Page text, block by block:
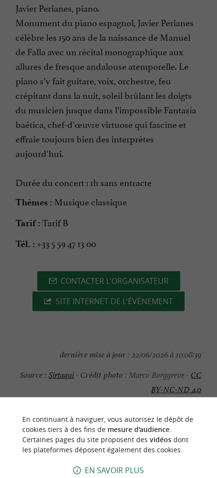
Javier Perianes, piano.
Monument du piano espagnol, Javier Perianes
célèbre les 150 ans de la naissance de Manuel
de Falla avec un récital monographique aux
allures de fresque andalouse atemporelle. Le
piano s’y fait guitare, voix, orchestre, feu
crépitant dans la nuit, soleil brûlant les doigts
du musicien jusque dans l’impossible Fantasía
baética, chef-d’œuvre virtuose qui fascine et
effraie toujours bien des interprètes
aujourd’hui.
Durée du concert : 1h sans entracte
Thèmes : Musique classique
Tarif : Tarif B
Tél. : +33 5 59 47 13 00
CONTACTER L'ORGANISATEUR
SITE INTERNET DE L'ÉVÈNEMENT
dernière mise à jour : 22/06/2026 à 10:08:39
Source : Sirtaqui-Crédit photo : Marco Borggreve -CC
BY-NC-ND 4.0
NOUS AVONS TESTÉPOUR VOUS
En continuant à naviguer, vous autorisez le dépôt de
cookies tiers à des fins de mesure d'audience.
Certaines pages du site proposent des vidéosdont
les plateformes déposent également des cookies.
EN SAVOIR PLUS